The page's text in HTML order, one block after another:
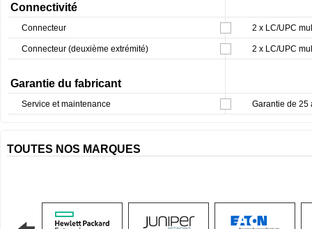
Connectivité
Connecteur 2 x LC/UPC
Connecteur (deuxième extrémité) 2 x LC/UPC
Garantie du fabricant
Service et maintenance Garantie de 25
TOUTES NOS MARQUES